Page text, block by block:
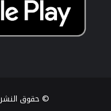
© حقوق النشر 2026، جميع الحقوق محفوظة